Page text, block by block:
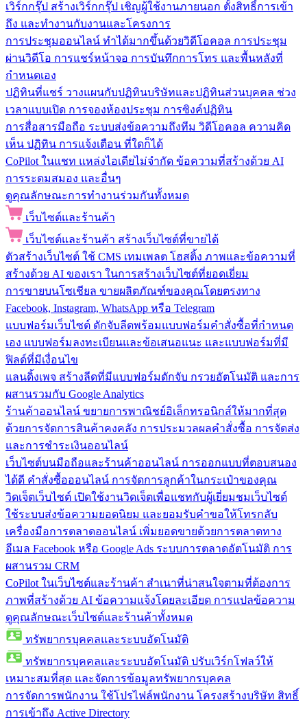
เวิร์กกรุ๊ป สร้างเวิร์กกรุ๊ป เชิญผู้ใช้งานภายนอก ตั้งสิทธิ์การเข้า
ถึง และทำงานกับงานและโครงการ
การประชุมออนไลน์ ทำได้มากขึ้นด้วยวิดีโอคอล การประชุม
ผ่านวิดีโอ การแชร์หน้าจอ การบันทึกการโทร และพื้นหลังที่
กำหนดเอง
ปฏิทินที่แชร์ วางแผนกับปฏิทินบริษัทและปฏิทินส่วนบุคคล ช่วง
เวลาแบบเปิด การจองห้องประชุม การซิงค์ปฏิทิน
การสื่อสารมือถือ ระบบส่งข้อความถึงทีม วิดีโอคอล ความคิด
เห็น ปฏิทิน การแจ้งเตือน ที่ใดก็ได้
CoPilot ในแชท แหล่งไอเดียไม่จำกัด ข้อความที่สร้างด้วย AI
การระดมสมอง และอื่นๆ
ดูคุณลักษณะการทำงานร่วมกันทั้งหมด
เว็บไซต์และร้านค้า
เว็บไซต์และร้านค้า สร้างเว็บไซต์ที่ขายได้
ตัวสร้างเว็บไซต์ ใช้ CMS เทมเพลต โฮสติ้ง ภาพและข้อความที่
สร้างด้วย AI ของเรา ในการสร้างเว็บไซต์ที่ยอดเยี่ยม
การขายบนโซเชียล ขายผลิตภัณฑ์ของคุณโดยตรงทาง
Facebook, Instagram, WhatsApp หรือ Telegram
แบบฟอร์มเว็บไซต์ ดักจับลีดพร้อมแบบฟอร์มคำสั่งซื้อที่กำหนด
เอง แบบฟอร์มลงทะเบียนและข้อเสนอแนะ และแบบฟอร์มที่มี
ฟิลด์ที่มีเงื่อนไข
แลนดิ้งเพจ สร้างลีดที่มีแบบฟอร์มดักจับ กรวยอัตโนมัติ และการ
ผสานรวมกับ Google Analytics
ร้านค้าออนไลน์ ขยายการพาณิชย์อิเล็กทรอนิกส์ให้มากที่สุด
ด้วยการจัดการสินค้าคงคลัง การประมวลผลคำสั่งซื้อ การจัดส่ง
และการชำระเงินออนไลน์
เว็บไซต์บนมือถือและร้านค้าออนไลน์ การออกแบบที่ตอบสนอง
ได้ดี คำสั่งซื้อออนไลน์ การจัดการลูกค้าในกระเป๋าของคุณ
วิดเจ็ตเว็บไซต์ เปิดใช้งานวิดเจ็ตเพื่อแชทกับผู้เยี่ยมชมเว็บไซต์
ใช้ระบบส่งข้อความยอดนิยม และยอมรับคำขอให้โทรกลับ
เครื่องมือการตลาดออนไลน์ เพิ่มยอดขายด้วยการตลาดทาง
อีเมล Facebook หรือ Google Ads ระบบการตลาดอัตโนมัติ การ
ผสานรวม CRM
CoPilot ในเว็บไซต์และร้านค้า สำเนาที่น่าสนใจตามที่ต้องการ
ภาพที่สร้างด้วย AI ข้อความแจ้งโดยละเอียด การแปลข้อความ
ดูคุณลักษณะเว็บไซต์และร้านค้าทั้งหมด
ทรัพยากรบุคคลและระบบอัตโนมัติ
ทรัพยากรบุคคลและระบบอัตโนมัติ ปรับเวิร์กโฟลว์ให้
เหมาะสมที่สุด และจัดการข้อมูลทรัพยากรบุคคล
การจัดการพนักงาน ใช้โปรไฟล์พนักงาน โครงสร้างบริษัท สิทธิ์
การเข้าถึง Active Directory